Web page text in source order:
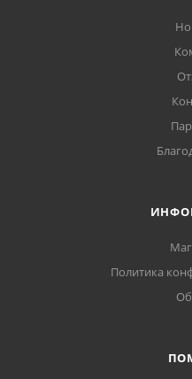
Политика